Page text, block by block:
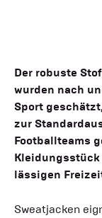
Der robuste
wurden nach
Sport
zur
Footballteams
lässigen
Sweatjacken